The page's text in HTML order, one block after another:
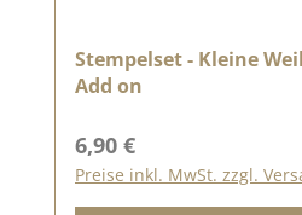
Stempelset - Kleine
Add on
Regulärer Preis:
6,90 €
Preise inkl. MwSt. zzgl.